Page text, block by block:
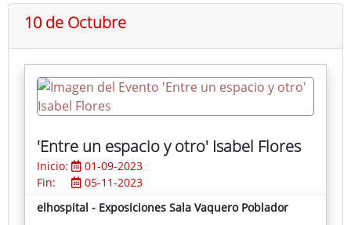
10 de Octubre
'Entre un espacio y otro' Isabel Flores
Inicio:
01-09-2023
Fin:
05-11-2023
elhospital - Exposiciones Sala Vaquero Poblador